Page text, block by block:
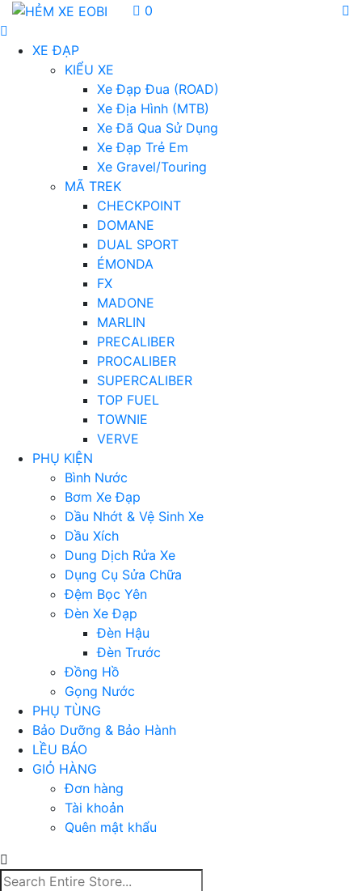
0
XE ĐẠP
KIỂU XE
Xe Đạp Đua (ROAD)
Xe Địa Hình (MTB)
Xe Đã Qua Sử Dụng
Xe Đạp Trẻ Em
Xe Gravel/Touring
MÃ TREK
CHECKPOINT
DOMANE
DUAL SPORT
ÉMONDA
FX
MADONE
MARLIN
PRECALIBER
PROCALIBER
SUPERCALIBER
TOP FUEL
TOWNIE
VERVE
PHỤ KIỆN
Bình Nước
Bơm Xe Đạp
Dầu Nhớt & Vệ Sinh Xe
Dầu Xích
Dung Dịch Rửa Xe
Dụng Cụ Sửa Chữa
Đệm Bọc Yên
Đèn Xe Đạp
Đèn Hậu
Đèn Trước
Đồng Hồ
Gọng Nước
PHỤ TÙNG
Bảo Dưỡng & Bảo Hành
LỀU BÁO
GIỎ HÀNG
Đơn hàng
Tài khoản
Quên mật khẩu